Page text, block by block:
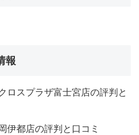
報
ロスプラザ富士宮店の評判と
伊都店の評判と口コミ